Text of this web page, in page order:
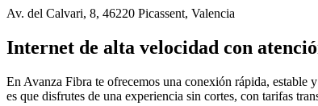
Av. del Calvari, 8, 46220 Picassent, Valencia
Internet de alta velocidad con
En Avanza Fibra te ofrecemos una conexión rápida,
es que disfrutes de una experiencia sin cortes, con tarifas